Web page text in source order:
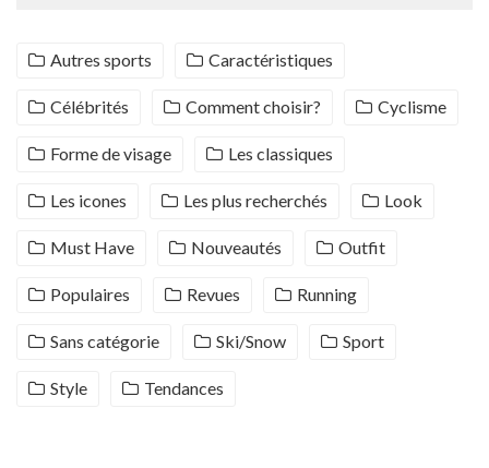
Autres sports Caractéristiques
Célébrités Comment choisir? Cyclisme
Forme de visage Les classiques
Les icones Les plus recherchés Look
Must Have Nouveautés Outfit
Populaires Revues Running
Sans catégorie Ski/Snow Sport
Style Tendances